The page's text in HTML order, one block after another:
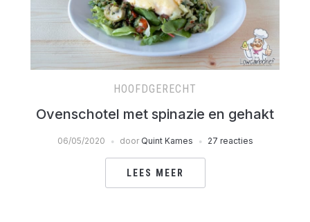
HOOFDGERECHT
Ovenschotel met spinazie en gehakt
06/05/2020 door Quint Kames 27 reacties
LEES MEER